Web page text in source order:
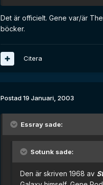
Det är officielt. Gene var/är
böcker.
Citera
Postad19 Januari, 2003
Essray sade:
Sotunk sade:
Den är skriven 1968 av